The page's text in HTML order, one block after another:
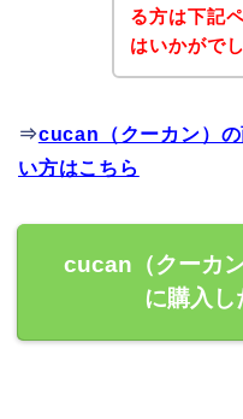
る方は下記
はいかがで
⇒cucan（クーカン）
い方はこちら
cucan（クーカ
に購入し